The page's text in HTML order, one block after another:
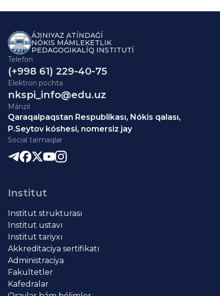
ÁJINIYAZ ATÍNDAǴÍ
NÓKIS MÁMLEKETLIK
PEDAGOGIKALÍQ INSTITUTÍ
Telefon
(+998 61) 229-40-75
Elektron pochta
nkspi_info@edu.uz
Mánzil
Qaraqalpaqstan Respublikası, Nókis qalası,
P.Seytov kóshesi, nomersiz jay
Social tarmaqlar
Institut
Institut strukturası
Institut ustavı
Institut tariyxı
Akkreditaciya sertifikatı
Administraciya
Fakultetler
Kafedralar